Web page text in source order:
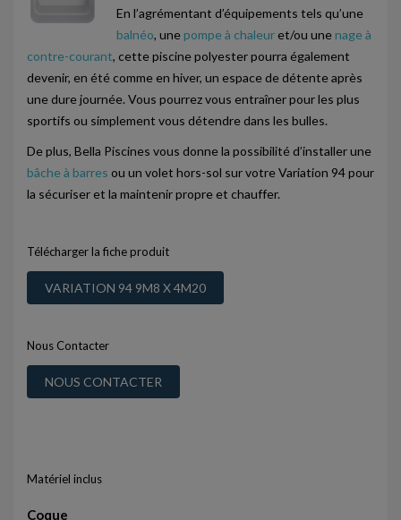
NOUS CONTACTER
En l’agrémentant d’équipements tels qu’une
balnéo, unepompe à chaleuret/ou unenage à
contre-courant, cette piscine polyester pourra également
devenir, en été comme en hiver, un espace de détente après
une dure journée. Vous pourrez vous entraîner pour les plus
sportifs ou simplement vous détendre dans les bulles.
De plus, Bella Piscines vous donne la possibilité d’installer une
bâche à barres ou un volet hors-sol sur votre Variation 94 pour
la sécuriser et la maintenir propre et chauffer.
Télécharger la fiche produit
VARIATION 94 9M8 X 4M20
Nous Contacter
NOUS CONTACTER
Matériel inclus
Coque